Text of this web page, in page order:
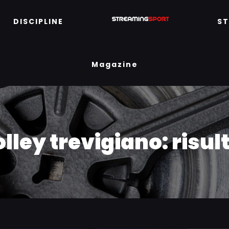
DISCIPLINE
Magazine
trevigiano: